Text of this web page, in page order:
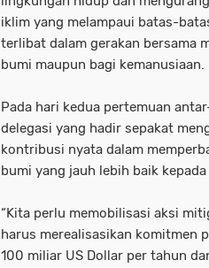
iklim yang melampaui batas-
terlibat dalam gerakan bersama
bumi maupun bagi kemanusiaan.
Pada hari kedua pertemuan
delegasi yang hadir sepakat
kontribusi nyata dalam
bumi yang jauh lebih baik
“Kita perlu memobilisasi aksi
harus merealisasikan komitmen
100 miliar US Dollar per tahun